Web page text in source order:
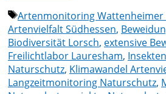
Schlagwörter
Artenmonitoring Wattenheimer
Artenvielfalt Südhessen,
Biodiversität Lorsch, extensive
Freilichtlabor Lauresham,
Naturschutz, Klimawandel
Langzeitmonitoring Naturschutz,